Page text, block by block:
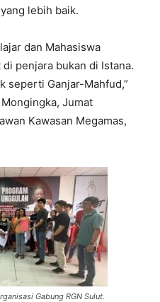
lebih baik.
dan Mahasiswa
penjara bukan di Istana.
seperti Ganjar-Mahfud,”
Jumat
Kawasan Megamas,
Gabung RGN Sulut.